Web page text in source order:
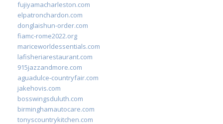
fujiyamacharleston.com
elpatronchardon.com
donglaishun-order.com
fiamc-rome2022.org
mariceworldessentials.com
lafisheriarestaurant.com
915jazzandmore.com
aguadulce-countryfair.com
jakehovis.com
bosswingsduluth.com
birminghamautocare.com
tonyscountrykitchen.com